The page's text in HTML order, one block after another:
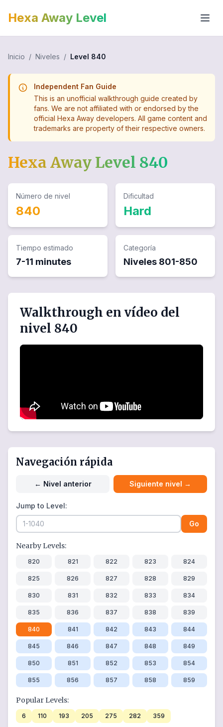
Hexa Away Level
Inicio / Niveles / Level 840
Independent Fan Guide
This is an unofficial walkthrough guide created by
fans. We are not affiliated with or endorsed by the
official Hexa Away developers. All game content and
trademarks are property of their respective owners.
Hexa Away Level 840
Número de nivel
840
Dificultad
Hard
Tiempo estimado
7-11 minutes
Categoría
Niveles 801-850
Walkthrough en vídeo del
nivel 840
Navegación rápida
← Nivel anterior Siguiente nivel →
Jump to Level:
Go
Nearby Levels:
820 821 822 823 824
825 826 827 828 829
830 831 832 833 834
835 836 837 838 839
840 841 842 843 844
845 846 847 848 849
850 851 852 853 854
855 856 857 858 859
Popular Levels:
6 110 193 205 275 282 359